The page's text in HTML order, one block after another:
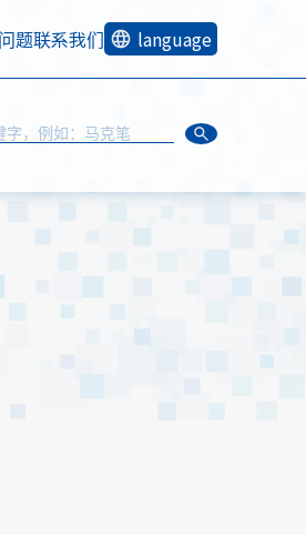
题联系我们 language